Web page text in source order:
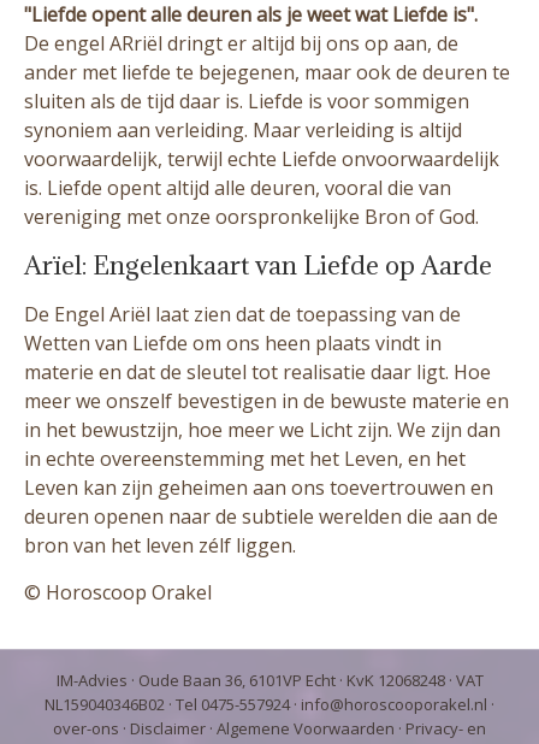
"Liefde opent alle deuren als je weet wat Liefde is".
De engel ARriël dringt er altijd bij ons op aan, de
ander met liefde te bejegenen, maar ook de deuren te
sluiten als de tijd daar is. Liefde is voor sommigen
synoniem aan verleiding. Maar verleiding is altijd
voorwaardelijk, terwijl echte Liefde onvoorwaardelijk
is. Liefde opent altijd alle deuren, vooral die van
vereniging met onze oorspronkelijke Bron of God.
Arïel: Engelenkaart van Liefde op Aarde
De Engel Ariël laat zien dat de toepassing van de
Wetten van Liefde om ons heen plaats vindt in
materie en dat de sleutel tot realisatie daar ligt. Hoe
meer we onszelf bevestigen in de bewuste materie en
in het bewustzijn, hoe meer we Licht zijn. We zijn dan
in echte overeenstemming met het Leven, en het
Leven kan zijn geheimen aan ons toevertrouwen en
deuren openen naar de subtiele werelden die aan de
bron van het leven zélf liggen.
© Horoscoop Orakel
IM-Advies · Oude Baan 36, 6101VP Echt · KvK 12068248 · VAT
NL159040346B02 · Tel 0475-557924 · info@horoscooporakel.nl ·
over-ons · Disclaimer · Algemene Voorwaarden · Privacy- en